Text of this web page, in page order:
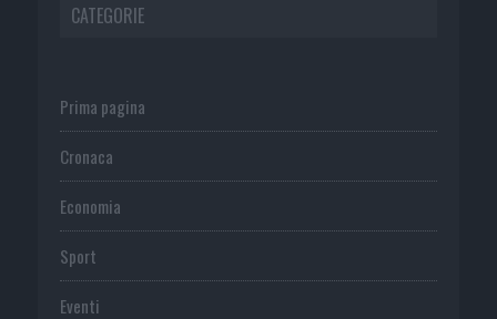
CATEGORIE
Prima pagina
Cronaca
Economia
Sport
Eventi